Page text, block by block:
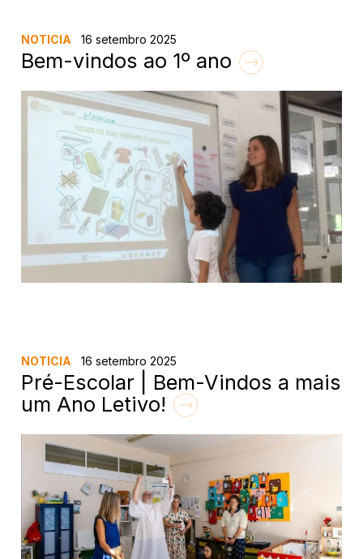
NOTICIA 16 setembro 2025
Bem-vindos ao 1º ano
NOTICIA 16 setembro 2025
Pré-Escolar | Bem-Vindos a mais
um Ano Letivo!